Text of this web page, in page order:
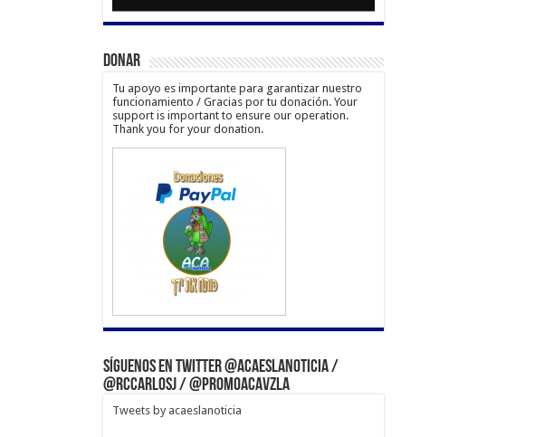
Donar
Tu apoyo es importante para garantizar nuestro
funcionamiento / Gracias por tu donación. Your
support is important to ensure our operation.
Thank you for your donation.
Síguenos en Twitter @acaeslanoticia /
@rccarlosj / @PromoACAVzla
Tweets by acaeslanoticia